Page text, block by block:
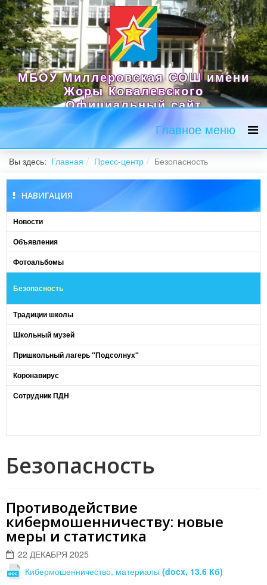
МБОУ Миллеровская СОШ имени
Жоры Ковалевского
Официальный сайт
Главное меню
Вы здесь: Главная Пресс-центр Безопасность
НАВИГАЦИЯ
Новости
Объявления
Фотоальбомы
Безопасность
Традиции школы
Школьный музей
Пришкольный лагерь "Подсолнух"
Коронавирус
Сотрудник ПДН
Безопасность
Противодействие
кибермошенничеству: новые
меры и статистика
22 ДЕКАБРЯ 2025
Кибермошенничество, материалы (docx, 13.6 Кб)